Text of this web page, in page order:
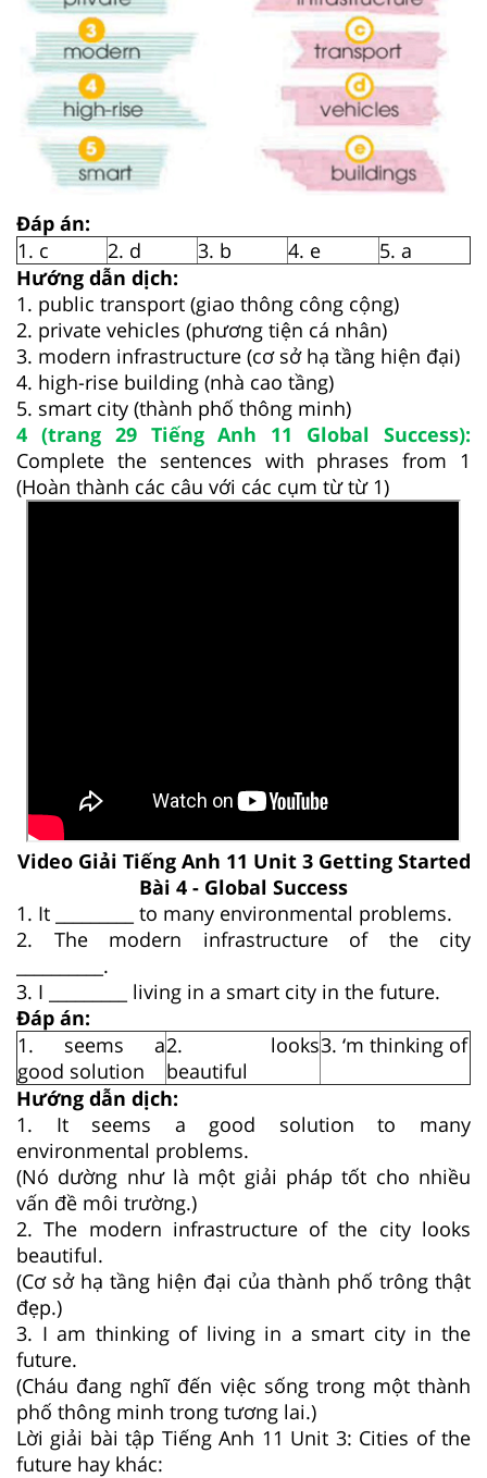
Đáp án:
1. c
2. d 3. b 4. e
5. a
Hướng dẫn dịch:
1. public transport (giao thông công cộng)
2. private vehicles (phương tiện cá nhân)
3. modern infrastructure (cơ sở hạ tầng hiện đại)
4. high-rise building (nhà cao tầng)
5. smart city (thành phố thông minh)
4 (trang 29 Tiếng Anh 11 Global Success):
Complete the sentences with phrases from 1
(Hoàn thành các câu với các cụm từ từ 1)
Video Giải Tiếng Anh 11 Unit 3 Getting Started
Bài 4 - Global Success
1. It _________ to many environmental problems.
2. The modern infrastructure of the city
__________.
3. I _________ living in a smart city in the future.
Đáp án:
1. seems a
good solution
2. looks
beautiful
3. ‘m thinking of
Hướng dẫn dịch:
1. It seems a good solution to many
environmental problems.
(Nó dường như là một giải pháp tốt cho nhiều
vấn đề môi trường.)
2. The modern infrastructure of the city looks
beautiful.
(Cơ sở hạ tầng hiện đại của thành phố trông thật
đẹp.)
3. I am thinking of living in a smart city in the
future.
(Cháu đang nghĩ đến việc sống trong một thành
phố thông minh trong tương lai.)
Lời giải bài tập Tiếng Anh 11 Unit 3: Cities of the
future hay khác: